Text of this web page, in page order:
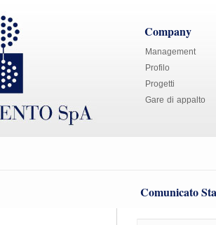
Company
Management
Profilo
Progetti
Gare di appalto
Comunicato